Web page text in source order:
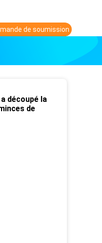
de soumission
découpé la
de